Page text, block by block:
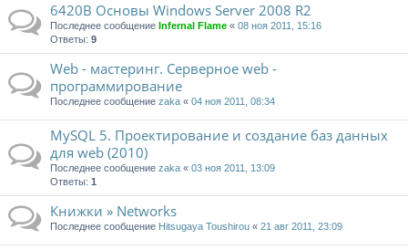
6420В Основы Windows Server 2008 R2
Последнее сообщение Infernal Flame « 08 ноя 2011, 15:16
Ответы: 9
Web - мастеринг. Серверное web -
программирование
Последнее сообщение zaka « 04 ноя 2011, 08:34
MySQL 5. Проектирование и создание баз данных
для web (2010)
Последнее сообщение zaka « 03 ноя 2011, 13:09
Ответы: 1
Книжки » Networks
Последнее сообщение Hitsugaya Toushirou « 21 авг 2011, 23:09